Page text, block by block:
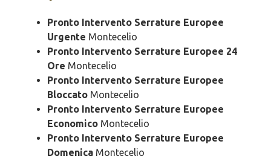
Pronto Intervento Serrature Europee
Urgente Montecelio
Pronto Intervento Serrature Europee 24
Ore Montecelio
Pronto Intervento Serrature Europee
Bloccato Montecelio
Pronto Intervento Serrature Europee
Economico Montecelio
Pronto Intervento Serrature Europee
Domenica Montecelio